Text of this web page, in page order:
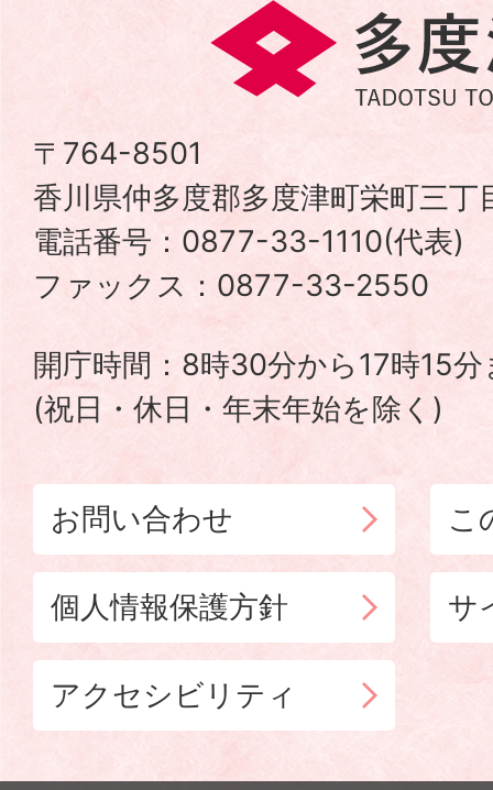
多
度
町
TADOTSU
TOWN
〒764-8501
香川県仲多度郡多度津町栄町三
電話番号：0877-33-1110(代表)
ファックス：0877-33-2550
開庁時間：8時30分から17時15分
(祝日・休日・年末年始を除く)
お問い合わせ こ
個人情報保護方針 サ
アクセシビリティ